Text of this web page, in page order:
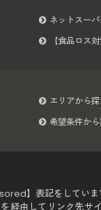
ネットスー
【食品ロス
エリアから
希望条件か
】表記をしていま
由してリンク先